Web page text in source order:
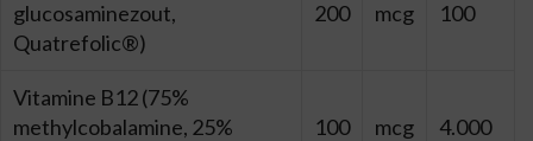
glucosaminezout,
Quatrefolic®)
200 mcg 100
Vitamine B12 (75%
methylcobalamine, 25%
100 mcg 4.000